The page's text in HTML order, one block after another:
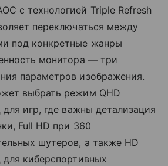
с технологией Triple Refresh
переключаться между
под конкретные жанры
монитора — три
параметров изображения.
выбрать режим QHD
игр, где важны детализация
Full HD при 360
шутеров, а также HD
киберспортивных